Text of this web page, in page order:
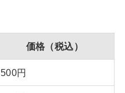
価格（税込）
500円